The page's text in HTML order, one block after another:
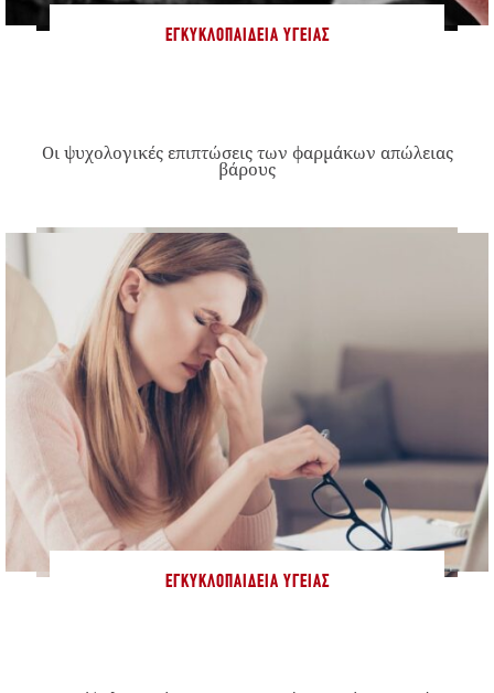
ΕΓΚΥΚΛΟΠΑΊΔΕΙΑ ΥΓΕΊΑΣ
Οι ψυχολογικές επιπτώσεις των φαρμάκων απώλειας
βάρους
ΕΓΚΥΚΛΟΠΑΊΔΕΙΑ ΥΓΕΊΑΣ